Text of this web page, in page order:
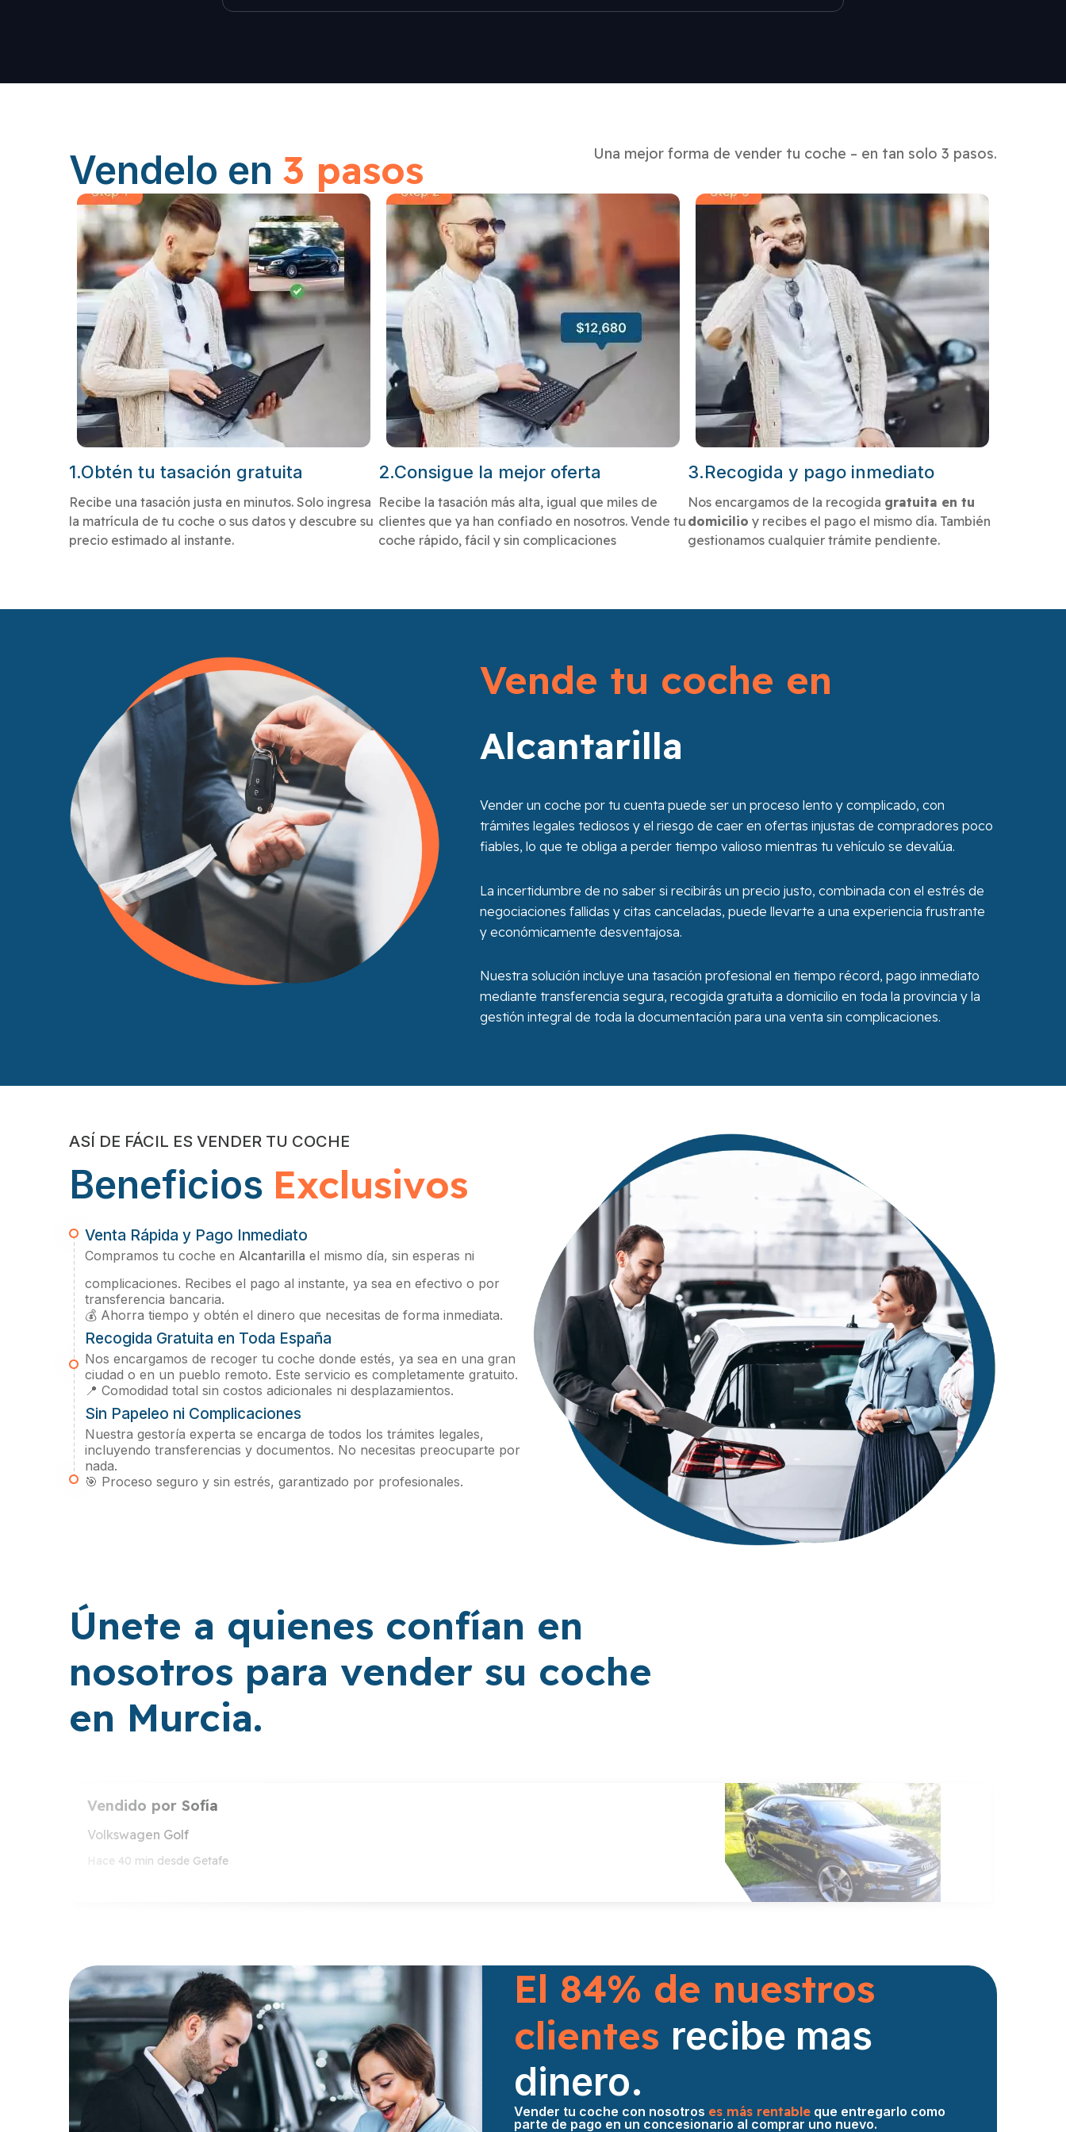
Vendelo en 3 pasos Una mejor forma de vender tu coche – en tan solo 3 pasos.
1.Obtén tu tasación gratuita
Recibe una tasación justa en minutos. Solo ingresa
la matrícula de tu coche o sus datos y descubre su
precio estimado al instante.
2.Consigue la mejor oferta
Recibe la tasación más alta, igual que miles de
clientes que ya han confiado en nosotros. Vende tu
coche rápido, fácil y sin complicaciones
3.Recogida y pago inmediato
Nos encargamos de la recogida gratuita en tu
domicilio y recibes el pago el mismo día. También
gestionamos cualquier trámite pendiente.
Vende tu coche en
Alcantarilla
Vender un coche por tu cuenta puede ser un proceso lento y complicado, con
trámites legales tediosos y el riesgo de caer en ofertas injustas de compradores poco
fiables, lo que te obliga a perder tiempo valioso mientras tu vehículo se devalúa.
La incertidumbre de no saber si recibirás un precio justo, combinada con el estrés de
negociaciones fallidas y citas canceladas, puede llevarte a una experiencia frustrante
y económicamente desventajosa.
Nuestra solución incluye una tasación profesional en tiempo récord, pago inmediato
mediante transferencia segura, recogida gratuita a domicilio en toda la provincia y la
gestión integral de toda la documentación para una venta sin complicaciones.
ASÍ DE FÁCIL ES VENDER TU COCHE
Beneficios Exclusivos
Venta Rápida y Pago Inmediato
Compramos tu coche en Alcantarilla el mismo día, sin esperas ni
complicaciones. Recibes el pago al instante, ya sea en efectivo o por
transferencia bancaria.
💰 Ahorra tiempo y obtén el dinero que necesitas de forma inmediata.
Recogida Gratuita en Toda España
Nos encargamos de recoger tu coche donde estés, ya sea en una gran
ciudad o en un pueblo remoto. Este servicio es completamente gratuito.
📍 Comodidad total sin costos adicionales ni desplazamientos.
Sin Papeleo ni Complicaciones
Nuestra gestoría experta se encarga de todos los trámites legales,
incluyendo transferencias y documentos. No necesitas preocuparte por
nada.
🎯 Proceso seguro y sin estrés, garantizado por profesionales.
Únete a quienes confían en
nosotros para vender su coche
en Murcia.
Vendido por Sofía
Volkswagen Golf
Hace 40 min desde Getafe
El 84% de nuestros
clientes recibe mas
dinero.
Vender tu coche con nosotros es más rentableque entregarlo como
parte de pago en un concesionario al comprar uno nuevo.